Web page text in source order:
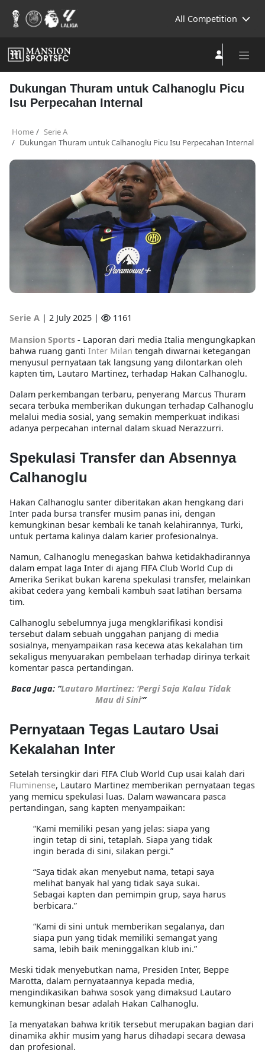
All Competition
Dukungan Thuram untuk Calhanoglu Picu
Isu Perpecahan Internal
Home
Serie A
Dukungan Thuram untuk Calhanoglu Picu Isu Perpecahan Internal
Serie A | 2 July 2025 |
1161
Mansion Sports - Laporan dari media Italia mengungkapkan
bahwa ruang ganti Inter Milan tengah diwarnai ketegangan
menyusul pernyataan tak langsung yang dilontarkan oleh
kapten tim, Lautaro Martinez, terhadap Hakan Calhanoglu.
Dalam perkembangan terbaru, penyerang Marcus Thuram
secara terbuka memberikan dukungan terhadap Calhanoglu
melalui media sosial, yang semakin memperkuat indikasi
adanya perpecahan internal dalam skuad Nerazzurri.
Spekulasi Transfer dan Absennya
Calhanoglu
Hakan Calhanoglu santer diberitakan akan hengkang dari
Inter pada bursa transfer musim panas ini, dengan
kemungkinan besar kembali ke tanah kelahirannya, Turki,
untuk pertama kalinya dalam karier profesionalnya.
Namun, Calhanoglu menegaskan bahwa ketidakhadirannya
dalam empat laga Inter di ajang FIFA Club World Cup di
Amerika Serikat bukan karena spekulasi transfer, melainkan
akibat cedera yang kembali kambuh saat latihan bersama
tim.
Calhanoglu sebelumnya juga mengklarifikasi kondisi
tersebut dalam sebuah unggahan panjang di media
sosialnya, menyampaikan rasa kecewa atas kekalahan tim
sekaligus menyuarakan pembelaan terhadap dirinya terkait
komentar pasca pertandingan.
Baca Juga: “Lautaro Martinez: ‘Pergi Saja Kalau Tidak
Mau di Sini’”
Pernyataan Tegas Lautaro Usai
Kekalahan Inter
Setelah tersingkir dari FIFA Club World Cup usai kalah dari
Fluminense, Lautaro Martinez memberikan pernyataan tegas
yang memicu spekulasi luas. Dalam wawancara pasca
pertandingan, sang kapten menyampaikan:
“Kami memiliki pesan yang jelas: siapa yang
ingin tetap di sini, tetaplah. Siapa yang tidak
ingin berada di sini, silakan pergi.”
“Saya tidak akan menyebut nama, tetapi saya
melihat banyak hal yang tidak saya sukai.
Sebagai kapten dan pemimpin grup, saya harus
berbicara.”
“Kami di sini untuk memberikan segalanya, dan
siapa pun yang tidak memiliki semangat yang
sama, lebih baik meninggalkan klub ini.”
Meski tidak menyebutkan nama, Presiden Inter, Beppe
Marotta, dalam pernyataannya kepada media,
mengindikasikan bahwa sosok yang dimaksud Lautaro
kemungkinan besar adalah Hakan Calhanoglu.
Ia menyatakan bahwa kritik tersebut merupakan bagian dari
dinamika akhir musim yang harus dihadapi secara dewasa
dan profesional.